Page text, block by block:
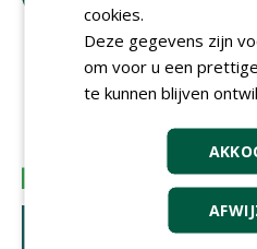
cookies.
Deze gegevens zijn
om voor u een
te kunnen blijven